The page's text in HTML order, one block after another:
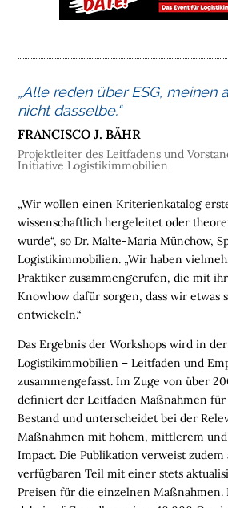
O
L
O
G
I
S
I
O
B
L
I
E
N
L
O
G
I
„Wir wollen einen Kriterienkatalog
wissenschaftlich hergeleitet oder
wurde“, so Dr. Malte-Maria Münchow,
Logistikimmobilien. „Wir haben
Praktiker zusammengerufen, die mit
Knowhow dafür sorgen, dass wir etwas
entwickeln.“
Das Ergebnis der Workshops wird in
Logistikimmobilien – Leitfaden und
zusammengefasst. Im Zuge von über
definiert der Leitfaden Maßnahmen für
Bestand und unterscheidet bei der
Maßnahmen mit hohem, mittlerem
Impact. Die Publikation verweist
verfügbaren Teil mit einer stets
Preisen für die einzelnen Maßnahmen.
„Alle reden über ESG, meinen
nicht dasselbe.“
FRANCISCO J. BÄHR
Projektleiter des Leitfadens und
Initiative Logistikimmobilien